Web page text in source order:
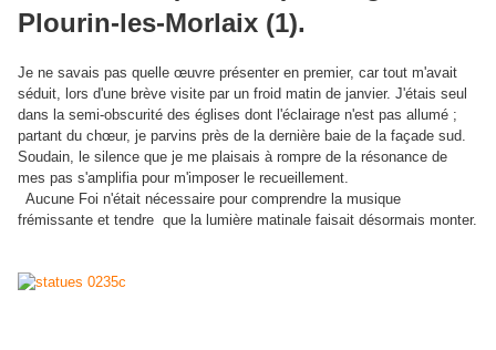
Plourin-les-Morlaix (1).
Je ne savais pas quelle œuvre présenter en premier, car tout m'avait
séduit, lors d'une brève visite par un froid matin de janvier. J'étais seul
dans la semi-obscurité des églises dont l'éclairage n'est pas allumé ;
partant du chœur, je parvins près de la dernière baie de la façade sud.
Soudain, le silence que je me plaisais à rompre de la résonance de
mes pas s'amplifia pour m'imposer le recueillement.
Aucune Foi n'était nécessaire pour comprendre la musique
frémissante et tendre que la lumière matinale faisait désormais monter.